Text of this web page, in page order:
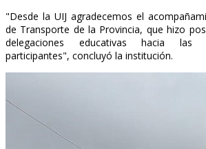
"Desde la UIJ agradecemos el
de Transporte de la Provincia, que hizo
delegaciones educativas hacia las
participantes", concluyó la institución.